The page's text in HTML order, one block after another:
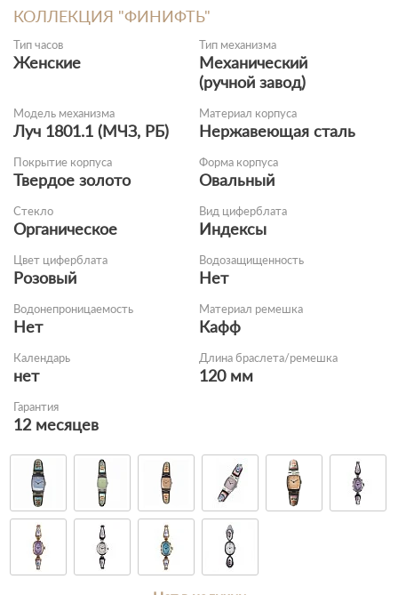
КОЛЛЕКЦИЯ "ФИНИФТЬ"
Тип часов
Женские
Тип механизма
Механический
(ручной завод)
Модель механизма
Луч 1801.1 (МЧЗ, РБ)
Материал корпуса
Нержавеющая сталь
Покрытие корпуса
Твердое золото
Форма корпуса
Овальный
Стекло
Органическое
Вид циферблата
Индексы
Цвет циферблата
Розовый
Водозащищенность
Нет
Водонепроницаемость
Нет
Материал ремешка
Кафф
Календарь
нет
Длина браслета/ремешка
120 мм
Гарантия
12 месяцев